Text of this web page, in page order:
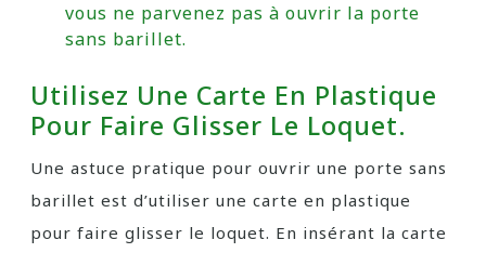
vous ne parvenez pas à ouvrir la porte
sans barillet.
Utilisez Une Carte En Plastique
Pour Faire Glisser Le Loquet.
Une astuce pratique pour ouvrir une porte sans
barillet est d’utiliser une carte en plastique
pour faire glisser le loquet. En insérant la carte